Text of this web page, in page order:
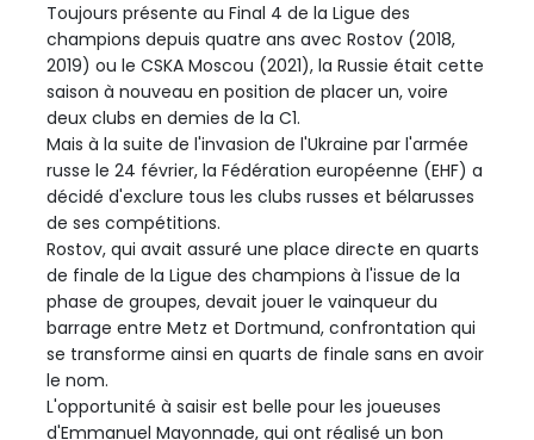
Toujours présente au Final 4 de la Ligue des
champions depuis quatre ans avec Rostov (2018,
2019) ou le CSKA Moscou (2021), la Russie était cette
saison à nouveau en position de placer un, voire
deux clubs en demies de la C1.
Mais à la suite de l'invasion de l'Ukraine par l'armée
russe le 24 février, la Fédération européenne (EHF) a
décidé d'exclure tous les clubs russes et bélarusses
de ses compétitions.
Rostov, qui avait assuré une place directe en quarts
de finale de la Ligue des champions à l'issue de la
phase de groupes, devait jouer le vainqueur du
barrage entre Metz et Dortmund, confrontation qui
se transforme ainsi en quarts de finale sans en avoir
le nom.
L'opportunité à saisir est belle pour les joueuses
d'Emmanuel Mayonnade, qui ont réalisé un bon